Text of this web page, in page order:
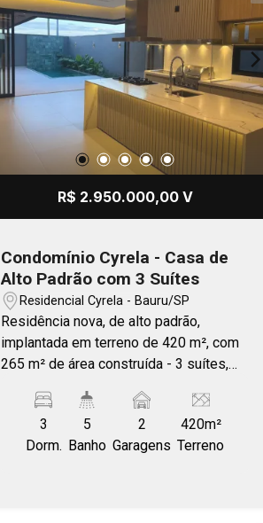
R$ 2.950.000,00 V
Condomínio Cyrela - Casa de
Alto Padrão com 3 Suítes
Residencial Cyrela - Bauru/SP
Residência nova, de alto padrão,
implantada em terreno de 420 m², com
265 m² de área construída - 3 suítes,
- Ampla área gourmet integrada à
piscina, ao living e ao home theater -
Escritório - Lavabo - Lavanderia -
3
Dorm.
5
Banho
2
Garagens
420m²
Terreno